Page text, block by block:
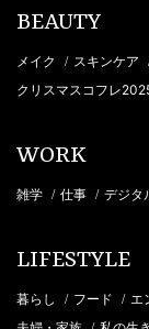
BEAUTY
メイク / スキンケア
クリスマスコフレ
WORK
雑学 / 仕事 / デジタ
LIFESTYLE
暮らし / フード / エ